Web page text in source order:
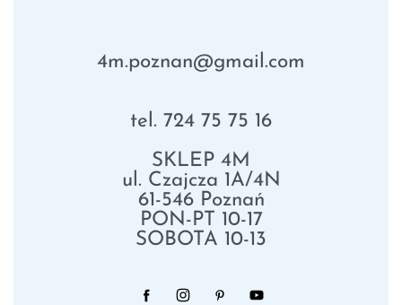
4m.poznan@gmail.com
tel. 724 75 75 16
SKLEP 4M
ul. Czajcza 1A/4N
61-546 Poznań
PON-PT 10-17
SOBOTA 10-13